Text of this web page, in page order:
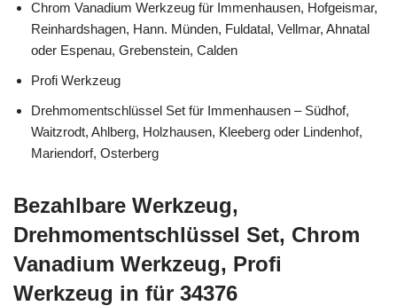
Chrom Vanadium Werkzeug für Immenhausen, Hofgeismar,
Reinhardshagen, Hann. Münden, Fuldatal, Vellmar, Ahnatal
oder Espenau, Grebenstein, Calden
Profi Werkzeug
Drehmomentschlüssel Set für Immenhausen – Südhof,
Waitzrodt, Ahlberg, Holzhausen, Kleeberg oder Lindenhof,
Mariendorf, Osterberg
Bezahlbare Werkzeug,
Drehmomentschlüssel Set, Chrom
Vanadium Werkzeug, Profi
Werkzeug in für 34376